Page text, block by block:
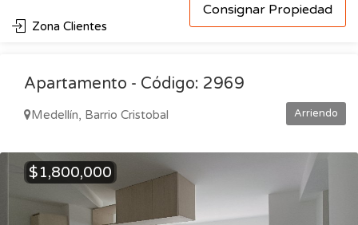
Zona Clientes
Consignar Propiedad
Arriendo
$1,800,000
Apartamento - Código: 2969
Medellín, Barrio Cristobal